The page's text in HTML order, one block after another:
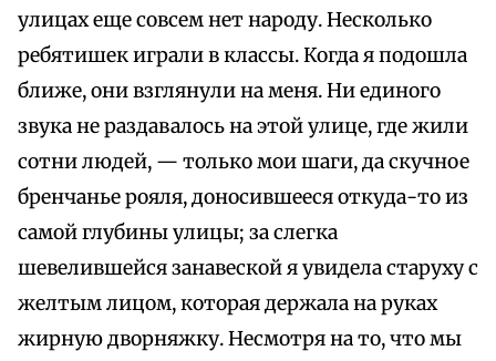
улицах еще совсем нет народу. Несколько
ребятишек играли в классы. Когда я подошла
ближе, они взглянули на меня. Ни единого
звука не раздавалось на этой улице, где жили
сотни людей, — только мои шаги, да скучное
бренчанье рояля, доносившееся откуда-то из
самой глубины улицы; за слегка
шевелившейся занавеской я увидела старуху с
желтым лицом, которая держала на руках
жирную дворняжку. Несмотря на то, что мы